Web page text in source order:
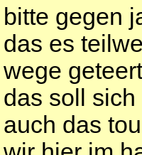
bitte gegen
das es
wege
das soll
auch das